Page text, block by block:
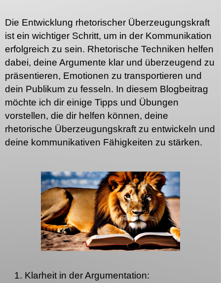
Die Entwicklung rhetorischer Überzeugungskraft
ist ein wichtiger Schritt, um in der Kommunikation
erfolgreich zu sein. Rhetorische Techniken helfen
dabei, deine Argumente klar und überzeugend zu
präsentieren, Emotionen zu transportieren und
dein Publikum zu fesseln. In diesem Blogbeitrag
möchte ich dir einige Tipps und Übungen
vorstellen, die dir helfen können, deine
rhetorische Überzeugungskraft zu entwickeln und
deine kommunikativen Fähigkeiten zu stärken.
Klarheit in der Argumentation: